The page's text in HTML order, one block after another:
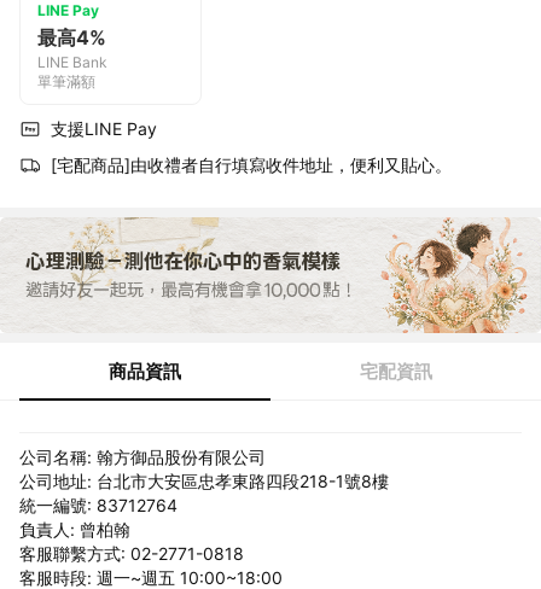
LINE Pay
最高4%
LINE Bank
單筆滿額
支援LINE Pay
[宅配商品]由收禮者自行填寫收件地址，便利又貼心。
商品資訊 宅配資訊
公司名稱: 翰方御品股份有限公司
公司地址: 台北市大安區忠孝東路四段218-1號8樓
統一編號: 83712764
負責人: 曾柏翰
客服聯繫方式: 02-2771-0818
客服時段: 週一~週五 10:00~18:00